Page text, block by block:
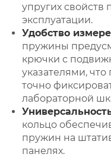
упругих свойств
эксплуатации.
Удобство
пружины
крючки с
указателями,
точно
лабораторной
кольцо
пружин на
панелях.